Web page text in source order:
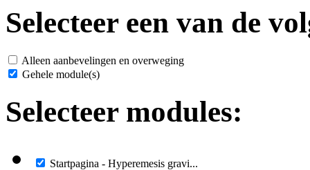
Selecteer een van de
Alleen aanbevelingen en overweging
Gehele module(s)
Selecteer modules:
Startpagina - Hyperemesis gravi...